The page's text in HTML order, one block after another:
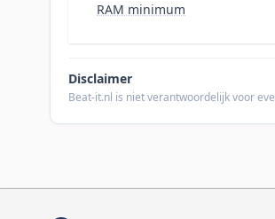
RAM minimum
Disclaimer
Beat-it.nl is niet verantwoordelijk voor